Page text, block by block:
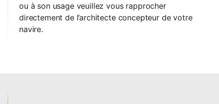
ou à son usage veuillez vous rapprocher
directement de l’architecte concepteur de votre
navire.